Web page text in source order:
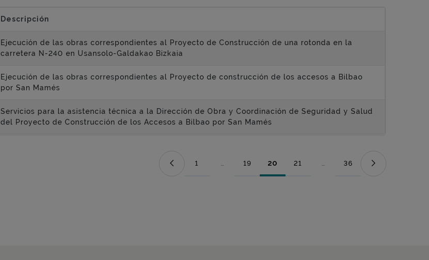
Descripción
Ejecución de las obras correspondientes al Proyecto de Construcción de una rotonda en la
carretera N-240 en Usansolo-Galdakao Bizkaia
Ejecución de las obras correspondientes al Proyecto de construcción de los accesos a Bilbao
por San Mamés
Servicios para la asistencia técnica a la Dirección de Obra y Coordinación de Seguridad y Salud
del Proyecto de Construcción de los Accesos a Bilbao por San Mamés
Página
1 ...
Páginas intermedias Use TAB para desplazarse.
Página
19 Página
20 Página
21 ...
Páginas intermedias Use TAB
Página
36